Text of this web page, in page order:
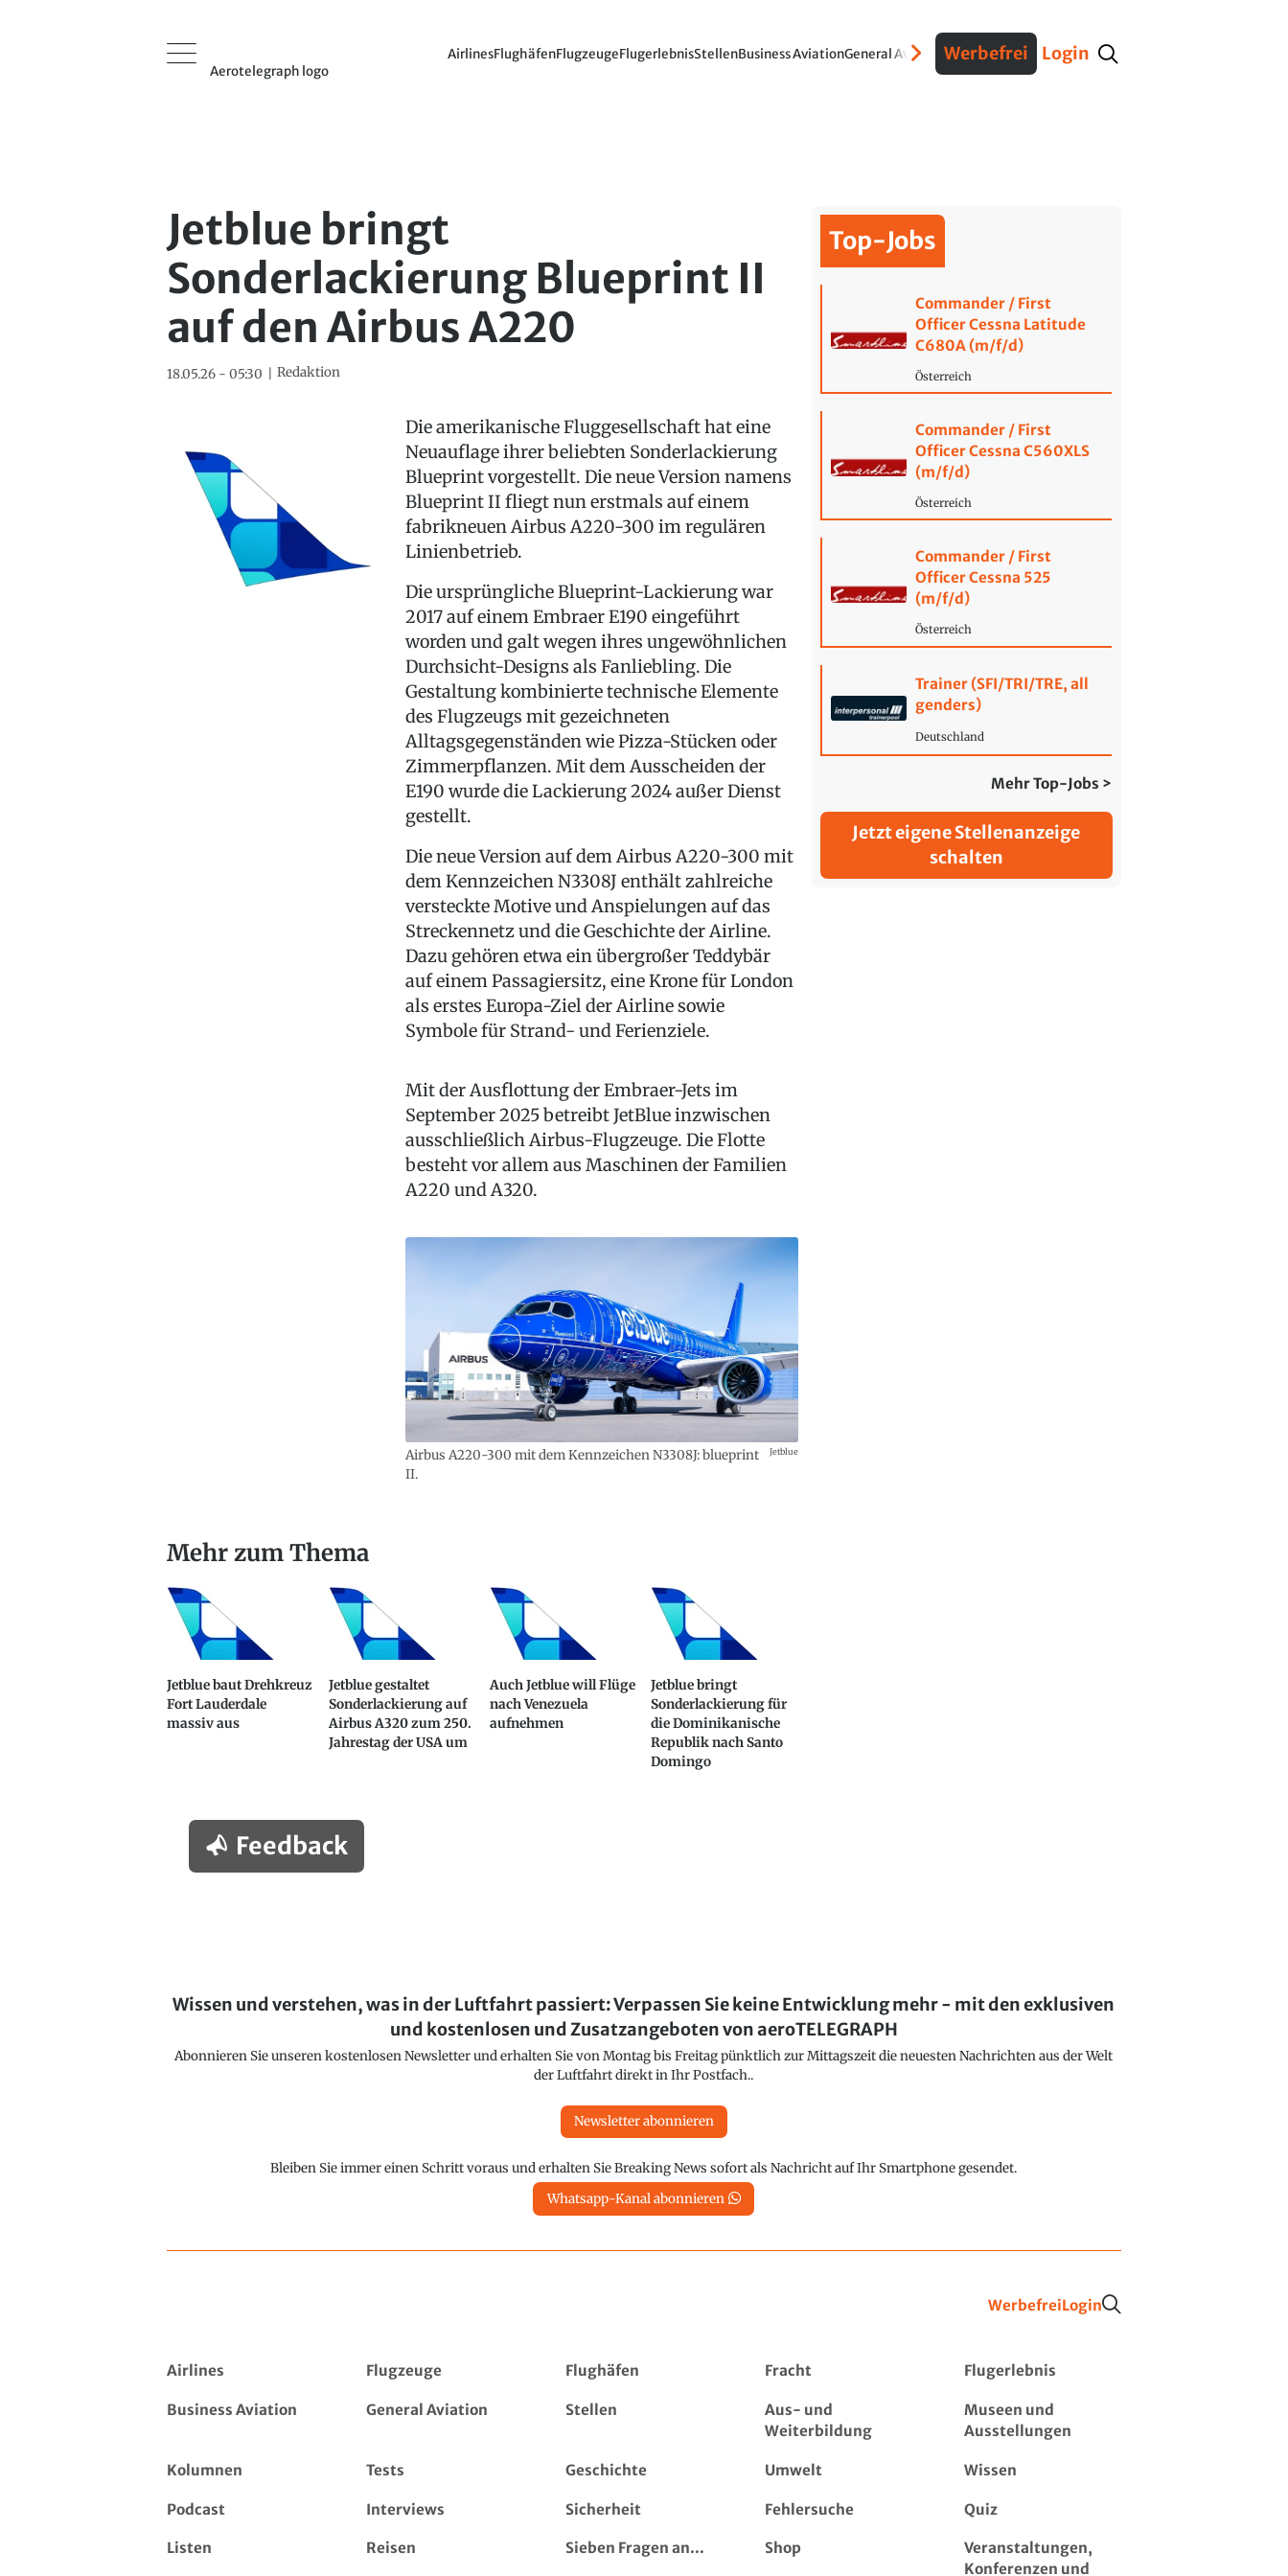
Aerotelegraph logo
AirlinesFlughäfenFlugzeugeFlugerlebnisStellenBusiness AviationGeneral AviationVerteidigungInterviews Fracht
Werbefrei Login
Jetblue bringt
Sonderlackierung Blueprint II
auf den Airbus A220
18.05.26 - 05:30 Redaktion
Die amerikanische Fluggesellschaft hat eine
Neuauflage ihrer beliebten Sonderlackierung
Blueprint vorgestellt. Die neue Version namens
Blueprint II fliegt nun erstmals auf einem
fabrikneuen Airbus A220-300 im regulären
Linienbetrieb.
Die ursprüngliche Blueprint-Lackierung war
2017 auf einem Embraer E190 eingeführt
worden und galt wegen ihres ungewöhnlichen
Durchsicht-Designs als Fanliebling. Die
Gestaltung kombinierte technische Elemente
des Flugzeugs mit gezeichneten
Alltagsgegenständen wie Pizza-Stücken oder
Zimmerpflanzen. Mit dem Ausscheiden der
E190 wurde die Lackierung 2024 außer Dienst
gestellt.
Die neue Version auf dem Airbus A220-300 mit
dem Kennzeichen N3308J enthält zahlreiche
versteckte Motive und Anspielungen auf das
Streckennetz und die Geschichte der Airline.
Dazu gehören etwa ein übergroßer Teddybär
auf einem Passagiersitz, eine Krone für London
als erstes Europa-Ziel der Airline sowie
Symbole für Strand- und Ferienziele.
Mit der Ausflottung der Embraer-Jets im
September 2025 betreibt JetBlue inzwischen
ausschließlich Airbus-Flugzeuge. Die Flotte
besteht vor allem aus Maschinen der Familien
A220 und A320.
Airbus A220-300 mit dem Kennzeichen N3308J: blueprint
II.
Jetblue
Mehr zum Thema
Jetblue baut Drehkreuz
Fort Lauderdale
massiv aus
Jetblue gestaltet
Sonderlackierung auf
Airbus A320 zum 250.
Jahrestag der USA um
Auch Jetblue will Flüge
nach Venezuela
aufnehmen
Jetblue bringt
Sonderlackierung für
die Dominikanische
Republik nach Santo
Domingo
Feedback
Top-Jobs
Commander / First
Officer Cessna Latitude
C680A (m/f/d)
Österreich
Commander / First
Officer Cessna C560XLS
(m/f/d)
Österreich
Commander / First
Officer Cessna 525
(m/f/d)
Österreich
Trainer (SFI/TRI/TRE, all
genders)
Deutschland
Mehr Top-Jobs >
Jetzt eigene Stellenanzeige
schalten
Wissen und verstehen, was in der Luftfahrt passiert: Verpassen Sie keine Entwicklung mehr - mit den exklusiven
und kostenlosen und Zusatzangeboten von aeroTELEGRAPH
Abonnieren Sie unseren kostenlosen Newsletter und erhalten Sie von Montag bis Freitag pünktlich zur Mittagszeit die neuesten Nachrichten aus der Welt
der Luftfahrt direkt in Ihr Postfach..
Newsletter abonnieren
Bleiben Sie immer einen Schritt voraus und erhalten Sie Breaking News sofort als Nachricht auf Ihr Smartphone gesendet.
Whatsapp-Kanal abonnieren
WerbefreiLogin
Airlines Flugzeuge Flughäfen Fracht Flugerlebnis
Business Aviation General Aviation Stellen
Aus- und
Weiterbildung
Museen und
Ausstellungen
Kolumnen Tests Geschichte Umwelt Wissen
Podcast Interviews Sicherheit Fehlersuche Quiz
Listen Reisen Sieben Fragen an... Shop
Veranstaltungen,
Konferenzen und